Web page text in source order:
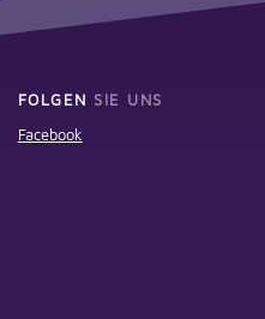
FOLGEN SIE UNS
Facebook